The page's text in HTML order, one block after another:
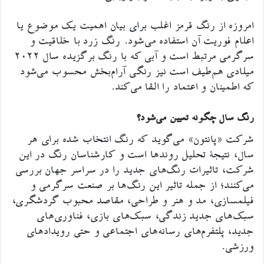
امروزه از رنگ قرمز اغلب برای بیان اهمیت یک موضوع یا
اعلام فوریت آن استفاده می‌شود. رنگ زرد با خلاقیت و
سرگرمی مرتبط است و آبی که با رنگ برگزیده سال ۲۰۲۲
میلادی هم‌طیف است نیز رنگی آرام‌بخش محسوب می‌شود
که اطمینان و اعتماد را القا می‌کند.
رنگ سال چگونه تعیین می‌شود؟
شرکت «پانتون» می‌گوید که رنگ انتخاب شده برای هر
سال، نتیجۀ تحلیل روندها است و کارشناسان رنگ در این
شرکت، تاثیرات رنگ‌های جدید را در سراسر جهان بررسی
می‌کنند؛ از جمله تاثیر این رنگ‌ها بر صنعت سرگرمی و
فیلمسازی، مد و هنر و طراحی، مقاصد محبوب گردشگری،
سبک‌های جدید زندگی، سبک‌های بازی، فناوری‌های
جدید، پلتفرم‌های رسانه‌های اجتماعی و حتی رویدادهای
ورزشی.